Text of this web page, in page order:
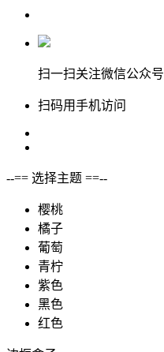
扫一扫关注微信公众号
扫码用手机访问
--== 选择主题 ==--
樱桃
橘子
葡萄
青柠
紫色
黑色
红色